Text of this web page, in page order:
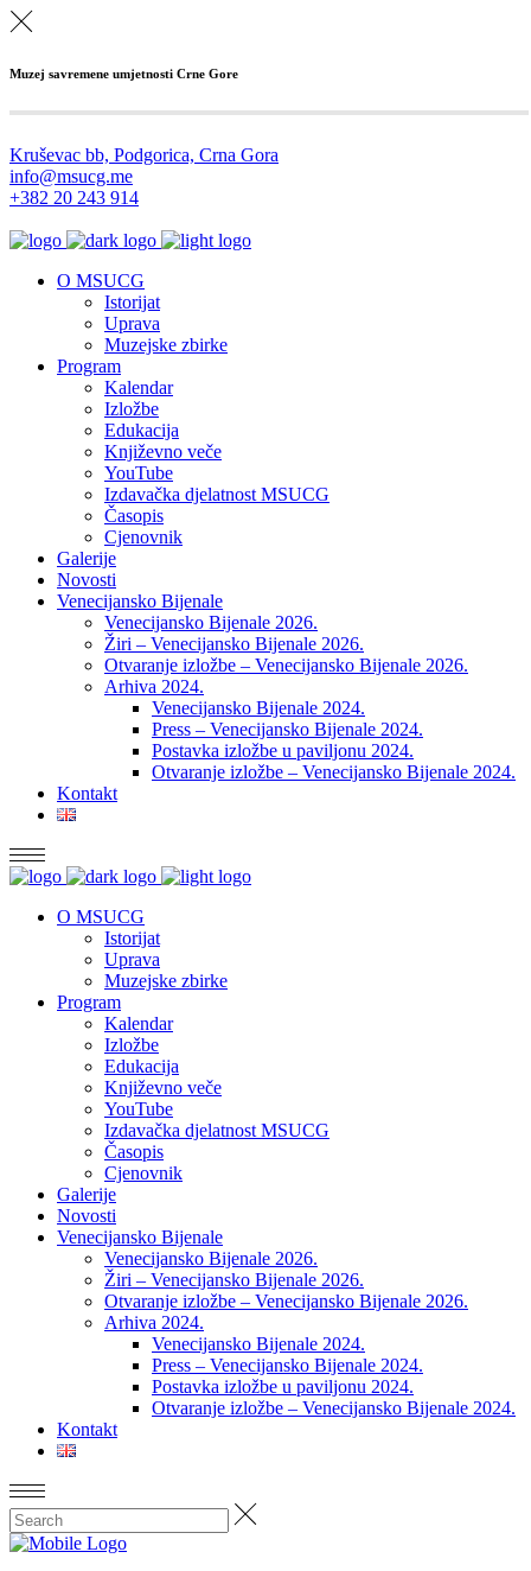
Muzej savremene umjetnosti Crne Gore
Kruševac bb, Podgorica, Crna Gora
info@msucg.me
+382 20 243 914
O MSUCG
Istorijat
Uprava
Muzejske zbirke
Program
Kalendar
Izložbe
Edukacija
Književno veče
YouTube
Izdavačka djelatnost MSUCG
Časopis
Cjenovnik
Galerije
Novosti
Venecijansko Bijenale
Venecijansko Bijenale 2026.
Žiri – Venecijansko Bijenale 2026.
Otvaranje izložbe – Venecijansko Bijenale 2026.
Arhiva 2024.
Venecijansko Bijenale 2024.
Press – Venecijansko Bijenale 2024.
Postavka izložbe u paviljonu 2024.
Otvaranje izložbe – Venecijansko Bijenale 2024.
Kontakt
O MSUCG
Istorijat
Uprava
Muzejske zbirke
Program
Kalendar
Izložbe
Edukacija
Književno veče
YouTube
Izdavačka djelatnost MSUCG
Časopis
Cjenovnik
Galerije
Novosti
Venecijansko Bijenale
Venecijansko Bijenale 2026.
Žiri – Venecijansko Bijenale 2026.
Otvaranje izložbe – Venecijansko Bijenale 2026.
Arhiva 2024.
Venecijansko Bijenale 2024.
Press – Venecijansko Bijenale 2024.
Postavka izložbe u paviljonu 2024.
Otvaranje izložbe – Venecijansko Bijenale 2024.
Kontakt